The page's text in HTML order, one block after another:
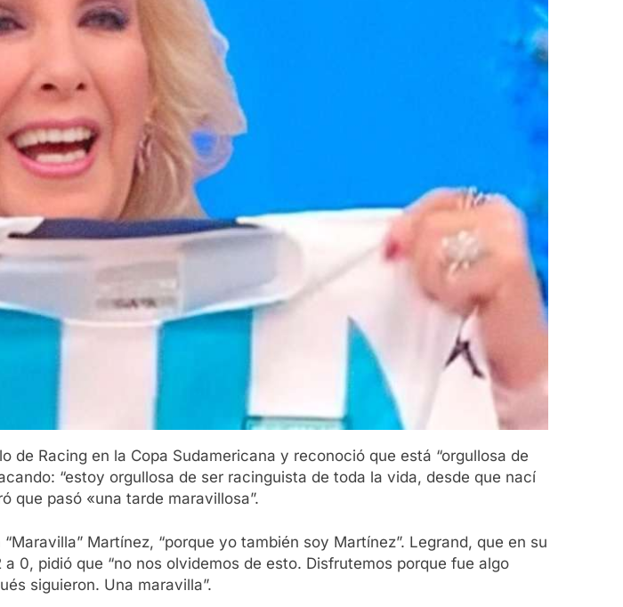
Racing en la Copa Sudamericana y reconoció que está “orgullosa de
“estoy orgullosa de ser racinguista de toda la vida, desde que nací
que pasó «una tarde maravillosa”.
Martínez, “porque yo también soy Martínez”. Legrand, que en su
0, pidió que “no nos olvidemos de esto. Disfrutemos porque fue algo
siguieron. Una maravilla”.